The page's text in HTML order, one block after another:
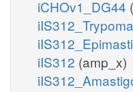
iCHOv1_DG44
iIS312 (amp_x)